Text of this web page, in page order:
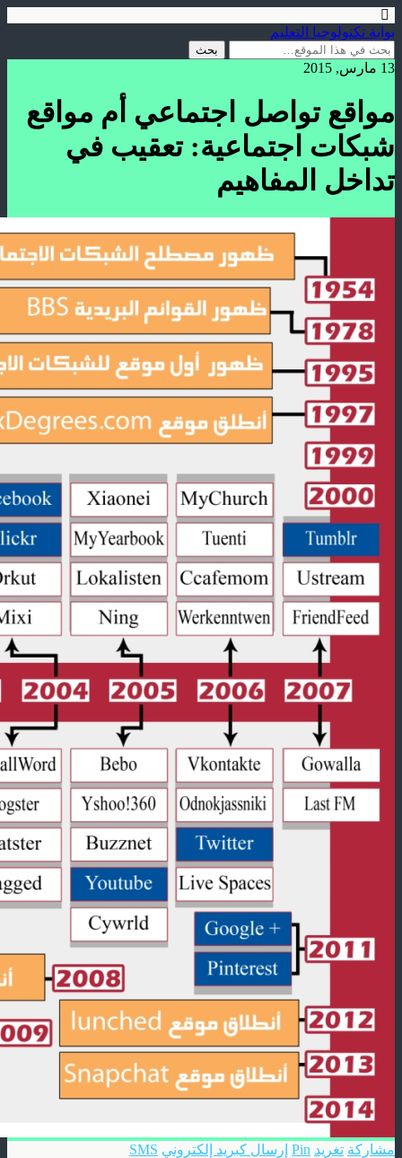
بوابة تكنولوجيا التعليم
13 مارس, 2015
مواقع تواصل اجتماعي أم مواقع
شبكات اجتماعية: تعقيب في
تداخل المفاهيم
مشاركة تغريد Pin إرسال كبريد إلكتروني SMS